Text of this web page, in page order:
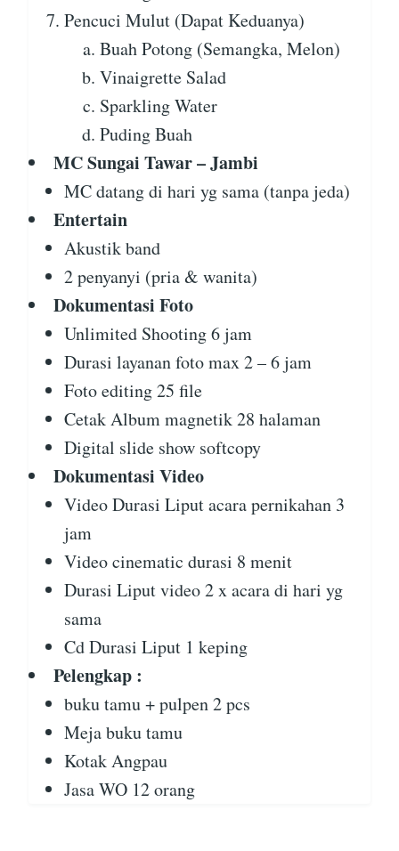
Pencuci Mulut (Dapat Keduanya)
Buah Potong (Semangka, Melon)
Vinaigrette Salad
Sparkling Water
Puding Buah
MC Sungai Tawar – Jambi
MC datang di hari yg sama (tanpa jeda)
Entertain
Akustik band
2 penyanyi (pria & wanita)
Dokumentasi Foto
Unlimited Shooting 6 jam
Durasi layanan foto max 2 – 6 jam
Foto editing 25 file
Cetak Album magnetik 28 halaman
Digital slide show softcopy
Dokumentasi Video
Video Durasi Liput acara pernikahan 3
jam
Video cinematic durasi 8 menit
Durasi Liput video 2 x acara di hari yg
sama
Cd Durasi Liput 1 keping
Pelengkap :
buku tamu + pulpen 2 pcs
Meja buku tamu
Kotak Angpau
Jasa WO 12 orang